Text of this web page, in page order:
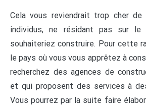
Cela vous reviendrait trop cher de
individus, ne résidant pas sur
souhaiteriez construire. Pour cette
le pays où vous vous apprêtez à
recherchez des agences de
et qui proposent des services à
Vous pourrez par la suite faire